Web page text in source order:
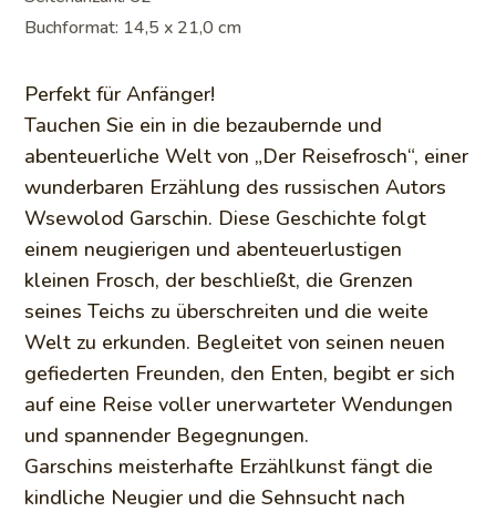
Buchformat: 14,5 x 21,0 cm
Perfekt für Anfänger!
Tauchen Sie ein in die bezaubernde und
abenteuerliche Welt von „Der Reisefrosch“, einer
wunderbaren Erzählung des russischen Autors
Wsewolod Garschin. Diese Geschichte folgt
einem neugierigen und abenteuerlustigen
kleinen Frosch, der beschließt, die Grenzen
seines Teichs zu überschreiten und die weite
Welt zu erkunden. Begleitet von seinen neuen
gefiederten Freunden, den Enten, begibt er sich
auf eine Reise voller unerwarteter Wendungen
und spannender Begegnungen.
Garschins meisterhafte Erzählkunst fängt die
kindliche Neugier und die Sehnsucht nach